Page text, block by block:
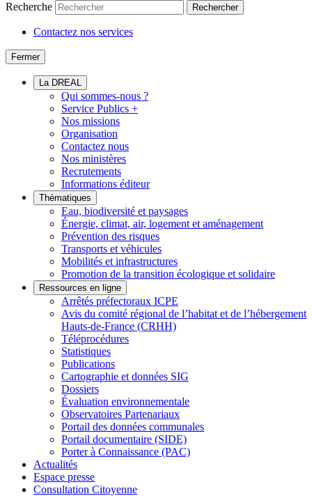
Recherche Rechercher
Contactez nos services
Fermer
La DREAL
Qui sommes-nous ?
Service Publics +
Nos missions
Organisation
Contactez nous
Nos ministères
Recrutements
Informations éditeur
Thématiques
Eau, biodiversité et paysages
Énergie, climat, air, logement et aménagement
Prévention des risques
Transports et véhicules
Mobilités et infrastructures
Promotion de la transition écologique et solidaire
Ressources en ligne
Arrêtés préfectoraux ICPE
Avis du comité régional de l’habitat et de l’hébergement
Hauts-de-France (CRHH)
Téléprocédures
Statistiques
Publications
Cartographie et données SIG
Dossiers
Évaluation environnementale
Observatoires Partenariaux
Portail des données communales
Portail documentaire (SIDE)
Porter à Connaissance (PAC)
Actualités
Espace presse
Consultation Citoyenne